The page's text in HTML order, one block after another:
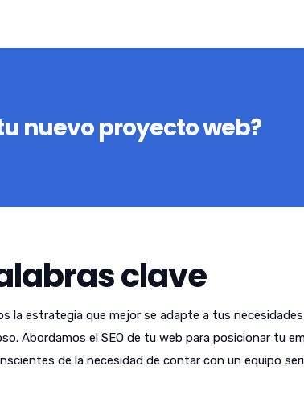
nuevo proyecto web?
clave
la estrategia que mejor se adapte a tus
Abordamos el SEO de tu web para posicionar tu
de la necesidad de contar con un equipo